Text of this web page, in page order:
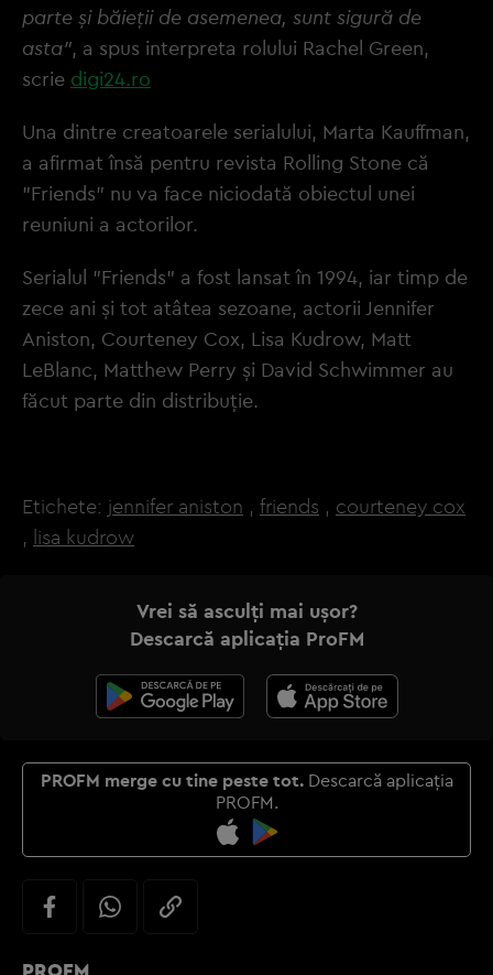
parte şi băieţii de asemenea, sunt sigură de
asta", a spus interpreta rolului Rachel Green,
scrie digi24.ro
Una dintre creatoarele serialului, Marta Kauffman,
a afirmat însă pentru revista Rolling Stone că
"Friends" nu va face niciodată obiectul unei
reuniuni a actorilor.
Serialul "Friends" a fost lansat în 1994, iar timp de
zece ani şi tot atâtea sezoane, actorii Jennifer
Aniston, Courteney Cox, Lisa Kudrow, Matt
LeBlanc, Matthew Perry şi David Schwimmer au
făcut parte din distribuţie.
Etichete: jennifer aniston , friends , courteney cox
, lisa kudrow
Vrei să asculți mai ușor?
Descarcă aplicația ProFM
PROFM merge cu tine peste tot.Descarcă aplicația
PROFM.